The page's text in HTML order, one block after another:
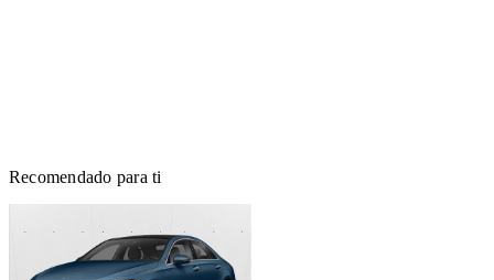
Recomendado para ti